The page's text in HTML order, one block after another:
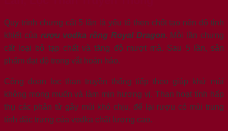
Quy trình chưng cất 5 lần là yếu tố then chốt tạo nên độ tinh
khiết của rượu vodka rồng Royal Dragon. Mỗi lần chưng
cất loại bỏ tạp chất và tăng độ mượt mà. Sau 5 lần, sản
phẩm đạt độ trong vắt hoàn hảo.
Công đoạn lọc than truyền thống tiếp theo giúp khử mùi
không mong muốn và làm mịn hương vị. Than hoạt tính hấp
thụ các phân tử gây mùi khó chịu, để lại rượu có mùi trung
tính đặc trưng của vodka chất lượng cao.